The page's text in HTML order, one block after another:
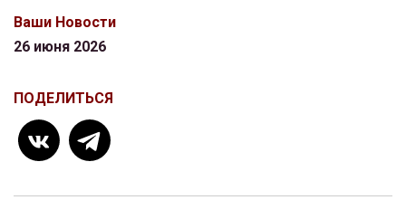
Ваши Новости
26 июня 2026
ПОДЕЛИТЬСЯ